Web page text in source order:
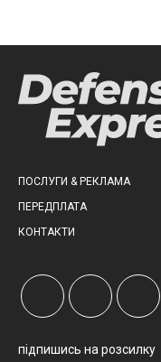
ПОСЛУГИ & РЕКЛАМА
ПЕРЕДПЛАТА
КОНТАКТИ
підпишись на розсилку